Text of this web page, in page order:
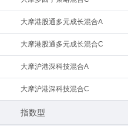
大摩港股通多元成长混合A
大摩港股通多元成长混合C
大摩沪港深科技混合A
大摩沪港深科技混合C
指数型